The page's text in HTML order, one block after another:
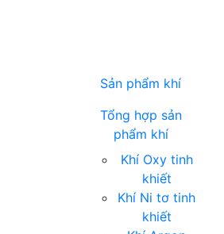
Sản phẩm khí
Tổng hợp sản
phẩm khí
Khí Oxy tinh
khiết
Khí Ni tơ tinh
khiết